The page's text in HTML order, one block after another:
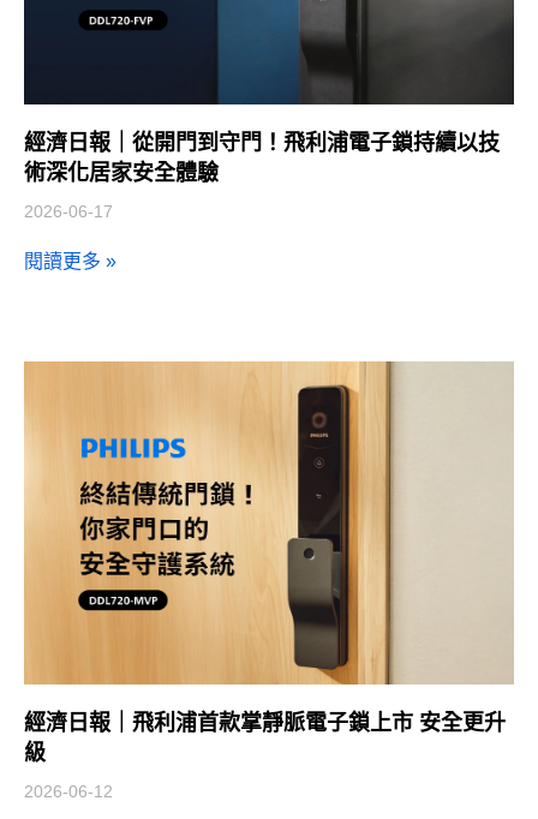
經濟日報｜從開門到守門！飛利浦電子鎖持續以技
術深化居家安全體驗
2026-06-17
閱讀更多 »
經濟日報｜飛利浦首款掌靜脈電子鎖上市 安全更升
級
2026-06-12